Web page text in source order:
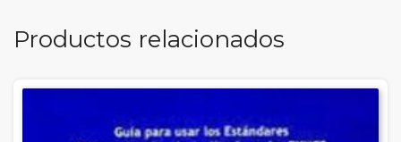
Productos relacionados